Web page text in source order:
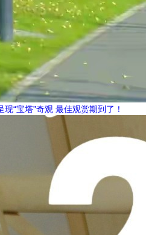
“宝塔”奇观 最佳观赏期到了！